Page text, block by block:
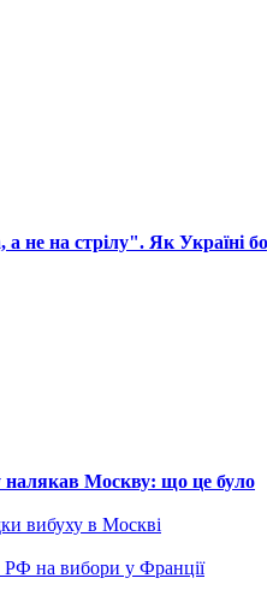
не на стрілу". Як Україні
налякав Москву: що це було
вибуху в Москві
РФ на вибори у Франції